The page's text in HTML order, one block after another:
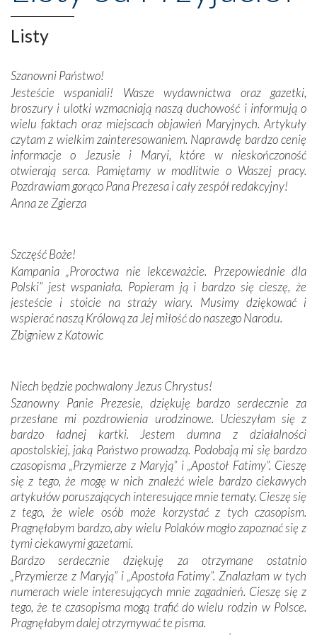
misterna architektura tych monumentalnych dzieł,
wspaniałe zdobienia, dbałość ich twórców o detale,
połączenie talentów z wytrwałością i pracowitością
Podążyliśmy też śladami fatimskich wizjonerów – Łucji
dos Santos oraz świętych Hiacynty i Franciszka Marto.
Modliliśmy się przy ich grobach. Odprawiliśmy Drogę
Krzyżową w ich rodzinnych stronach, odwiedziliśmy
domy, w których żyli.
W miejscu objawień Matki Bożej zapaliliśmy świece
przywiezione wraz z intencjami powierzonymi nam przez
spotykaliśmy się z serdeczną otwartością
Portugalczyków. Podziwialiśmy ich ludową sztukę i
zwyczaje. Mimo że nasze kraje są od siebie bardzo
oddalone, w żaden sposób nie czuliśmy się obco.
Sprawiła to oczywiście sama Matka Boża, ale też
kulturowa bliskość biorąca swój początek w naszej
wspólnej wierze. Podczas wyjazdów do historycznych
mieliśmy okazję przekonać się, że Maryja swoją opieką
otacza nie tylko nasz naród, lecz wszystkie nacje, które
się Jej ufnie oddają, a także każdą osobę, która zawierza
Jej siebie oraz swych bliskich.
Dzieje Portugalii to również historia wierności Bogu i
odstępstw, także w życiu władców. Trudne momenty w
wymiarze tak osobistym, jak i zbiorowym, przypominają o
konieczności ciągłego zabiegania o własną duszę i o łaskę
Opatrzności. Wierność przynosi pomyślność –
przynajmniej w życiu duchowym. Odstępstwo owocuje
nieszczęściem i śmiercią. Te uniwersalne prawdy
przychodziły na myśl, gdy słuchaliśmy opowieści
przewodników o portugalskich monarchach i wodzach,
zwycięskich bitwach i nieszczęśliwych losach grzesznych
kochanków.
Listy
Szanowni Państwo!
Jesteście wspaniali! Wasze wydawnictwa oraz gazetki,
broszury i ulotki wzmacniają naszą duchowość i informują o
wielu faktach oraz miejscach objawień Maryjnych. Artykuły
czytam z wielkim zainteresowaniem. Naprawdę bardzo cenię
informacje o Jezusie i Maryi, które w nieskończoność
otwierają serca. Pamiętamy w modlitwie o Waszej pracy.
Pozdrawiam gorąco Pana Prezesa i cały zespół redakcyjny!
Anna ze Zgierza
Szczęść Boże!
Kampania „Proroctwa nie lekceważcie. Przepowiednie dla
Polski” jest wspaniała. Popieram ją i bardzo się cieszę, że
jesteście i stoicie na straży wiary. Musimy dziękować i
wspierać naszą Królową za Jej miłość do naszego Narodu.
Zbigniew z Katowic
Niech będzie pochwalony Jezus Chrystus!
Szanowny Panie Prezesie, dziękuję bardzo serdecznie za
przesłane mi pozdrowienia urodzinowe. Ucieszyłam się z
bardzo ładnej kartki. Jestem dumna z działalności
apostolskiej, jaką Państwo prowadzą. Podobają mi się bardzo
czasopisma „Przymierze z Maryją” i „Apostoł Fatimy”. Cieszę
się z tego, że mogę w nich znaleźć wiele bardzo ciekawych
artykułów poruszających interesujące mnie tematy. Cieszę się
z tego, że wiele osób może korzystać z tych czasopism.
Pragnęłabym bardzo, aby wielu Polaków mogło zapoznać się z
tymi ciekawymi gazetami.
Bardzo serdecznie dziękuję za otrzymane ostatnio
„Przymierze z Maryją” i „Apostoła Fatimy”. Znalazłam w tych
numerach wiele interesujących mnie zagadnień. Cieszę się z
tego, że te czasopisma mogą trafić do wielu rodzin w Polsce.
Pragnęłabym dalej otrzymywać te pisma.